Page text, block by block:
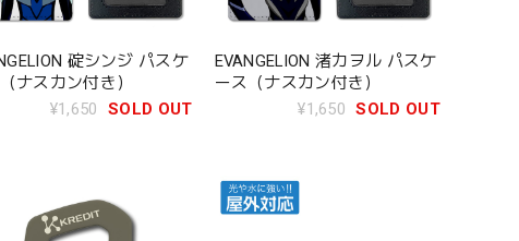
碇シンジ パスケ
ナスカン付き）
¥1,650
SOLD OUT
EVANGELION 渚カヲル パスケ
ース（ナスカン付き）
¥1,650 SOLD OUT